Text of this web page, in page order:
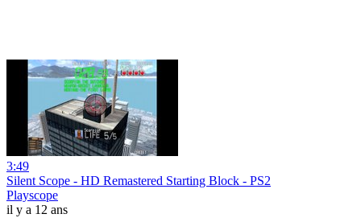
3:49
Silent Scope - HD Remastered Starting Block - PS2
Playscope
il y a 12 ans